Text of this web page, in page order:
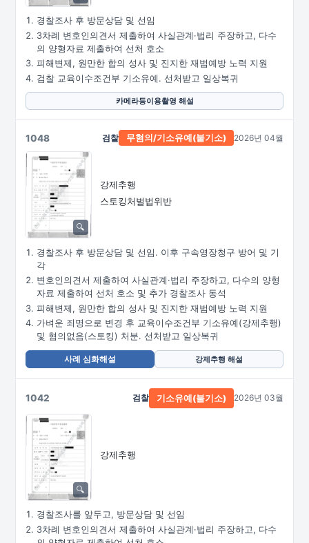
경찰조사 후 방문상담 및 선임
3차례 변호인의견서 제출하여 사실관계·법리 주장하고, 다수
의 양형자료 제출하여 선처 호소
피해변제, 원만한 합의 성사 및 진지한 재범예방 노력 지원
검찰 교육이수조건부 기소유예. 선처받고 일상복귀
카메라등이용촬영 해설
1048
강제추행
스토킹처벌법위반
검찰 무혐의/기소유예(불기소) 2026년 04월
경찰조사 후 방문상담 및 선임. 이후 구속영장청구 방어 및 기
각
변호인의견서 제출하여 사실관계·법리 주장하고, 다수의 양형
자료 제출하여 선처 호소 및 추가 경찰조사 동석
피해변제, 원만한 합의 성사 및 진지한 재범예방 노력 지원
가벼운 죄명으로 변경 후 교육이수조건부 기소유예(강제추행)
및 혐의없음(스토킹) 처분. 선처받고 일상복귀
사례 심화해설 강제추행 해설
1042
강제추행
검찰 기소유예(불기소) 2026년 03월
경찰조사를 앞두고, 방문상담 및 선임
3차례 변호인의견서 제출하여 사실관계·법리 주장하고, 다수